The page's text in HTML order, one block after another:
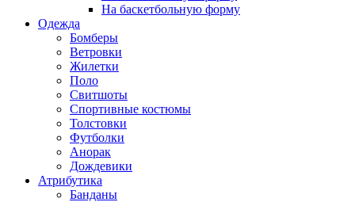
На баскетбольную форму
Одежда
Бомберы
Ветровки
Жилетки
Поло
Свитшоты
Спортивные костюмы
Толстовки
Футболки
Анорак
Дождевики
Атрибутика
Банданы